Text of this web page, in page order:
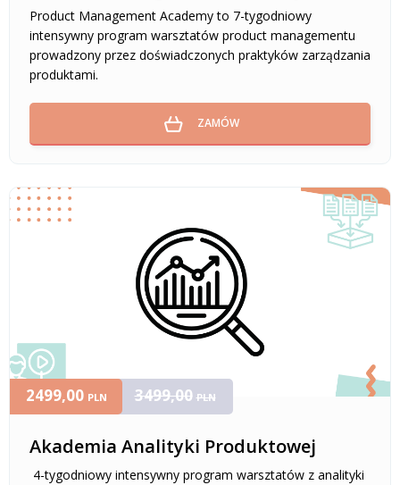
Product Management Academy to 7-tygodniowy
intensywny program warsztatów product managementu
prowadzony przez doświadczonych praktyków zarządzania
produktami.
ZAMÓW
Akademia Analityki Produktowej
4-tygodniowy intensywny program warsztatów z analityki
2499,00 PLN 3499,00 PLN